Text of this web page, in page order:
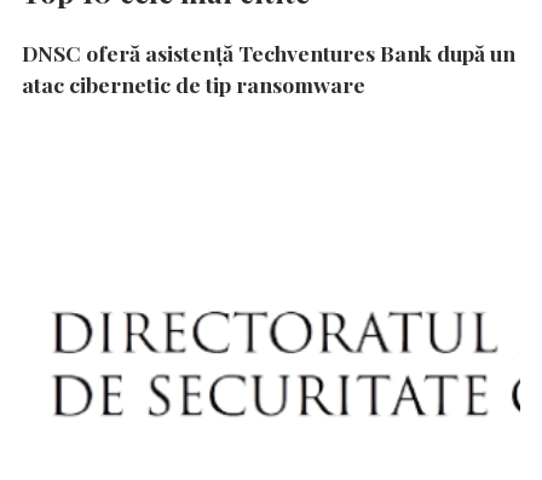
DNSC oferă asistență Techventures Bank după un
atac cibernetic de tip ransomware